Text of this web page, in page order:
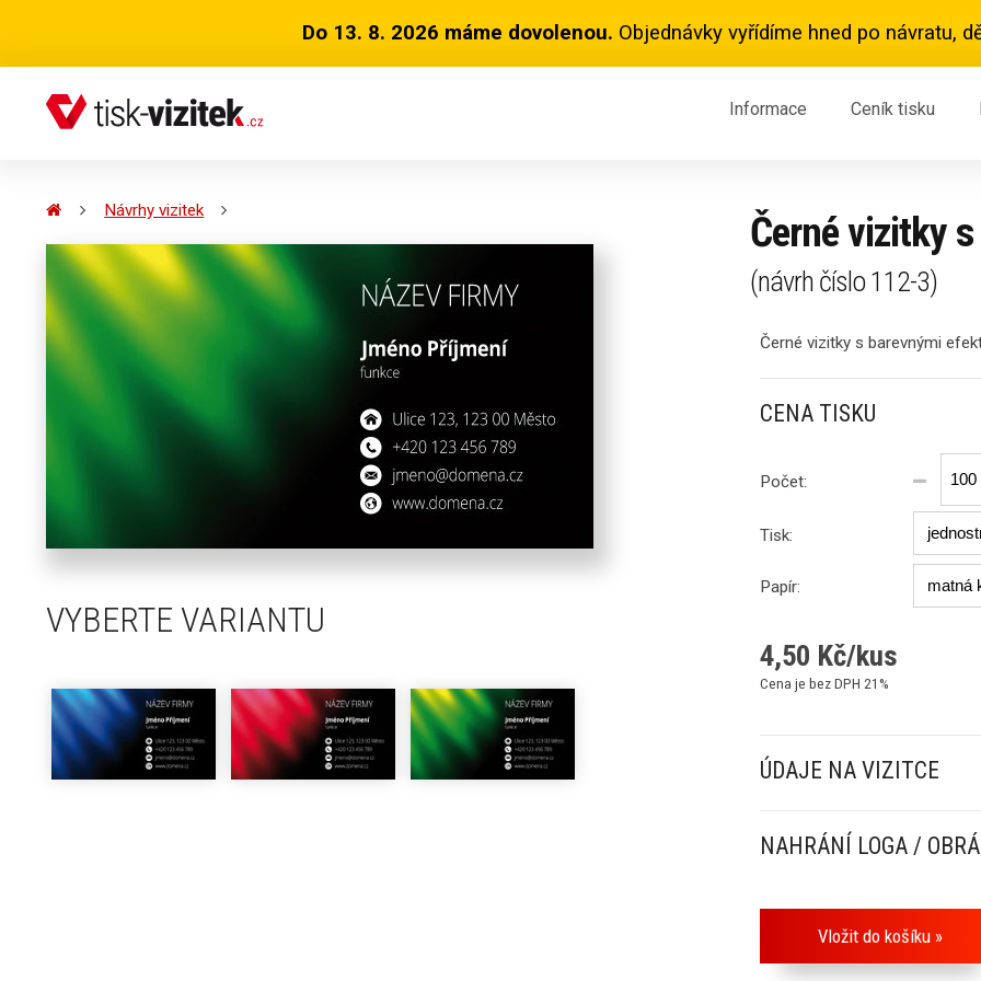
Do 13. 8. 2026 máme dovolenou. Objednávky vyřídíme hned po návratu,
Informace Ceník tisku
Návrhy vizitek
VYBERTE VARIANTU
Černé vizitky
(návrh číslo112-3)
Černé vizitky s barevnými
CENA TISKU
Počet:
Tisk:
Papír:
4,50 Kč/kus
Cena je bez DPH 21%
ÚDAJE NA VIZITCE
NAHRÁNÍ LOGA /